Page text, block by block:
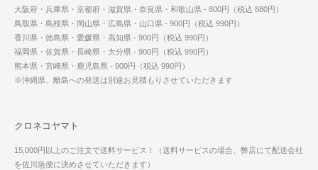
大阪府・兵庫県・京都府・滋賀県・奈良県・和歌山県 - 800円（税込 880円）
鳥取県・島根県・岡山県・広島県・山口県 - 900円（税込 990円）
香川県・徳島県・愛媛県・高知県 - 900円（税込 990円）
福岡県・佐賀県・長崎県・大分県 - 900円（税込 990円）
熊本県・宮崎県・鹿児島県 - 900円（税込 990円）
※沖縄県、離島への発送は別途お見積もりさせていただきます
クロネコヤマト
15,000円以上のご注文で送料サービス！（送料サービスの場合、弊店にて配送会社
を佐川急便に決めさせていただきます）